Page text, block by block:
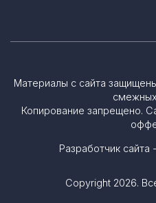
Материалы с сайта
Копирование запрещено.
Разработчик
Copyright 2026.